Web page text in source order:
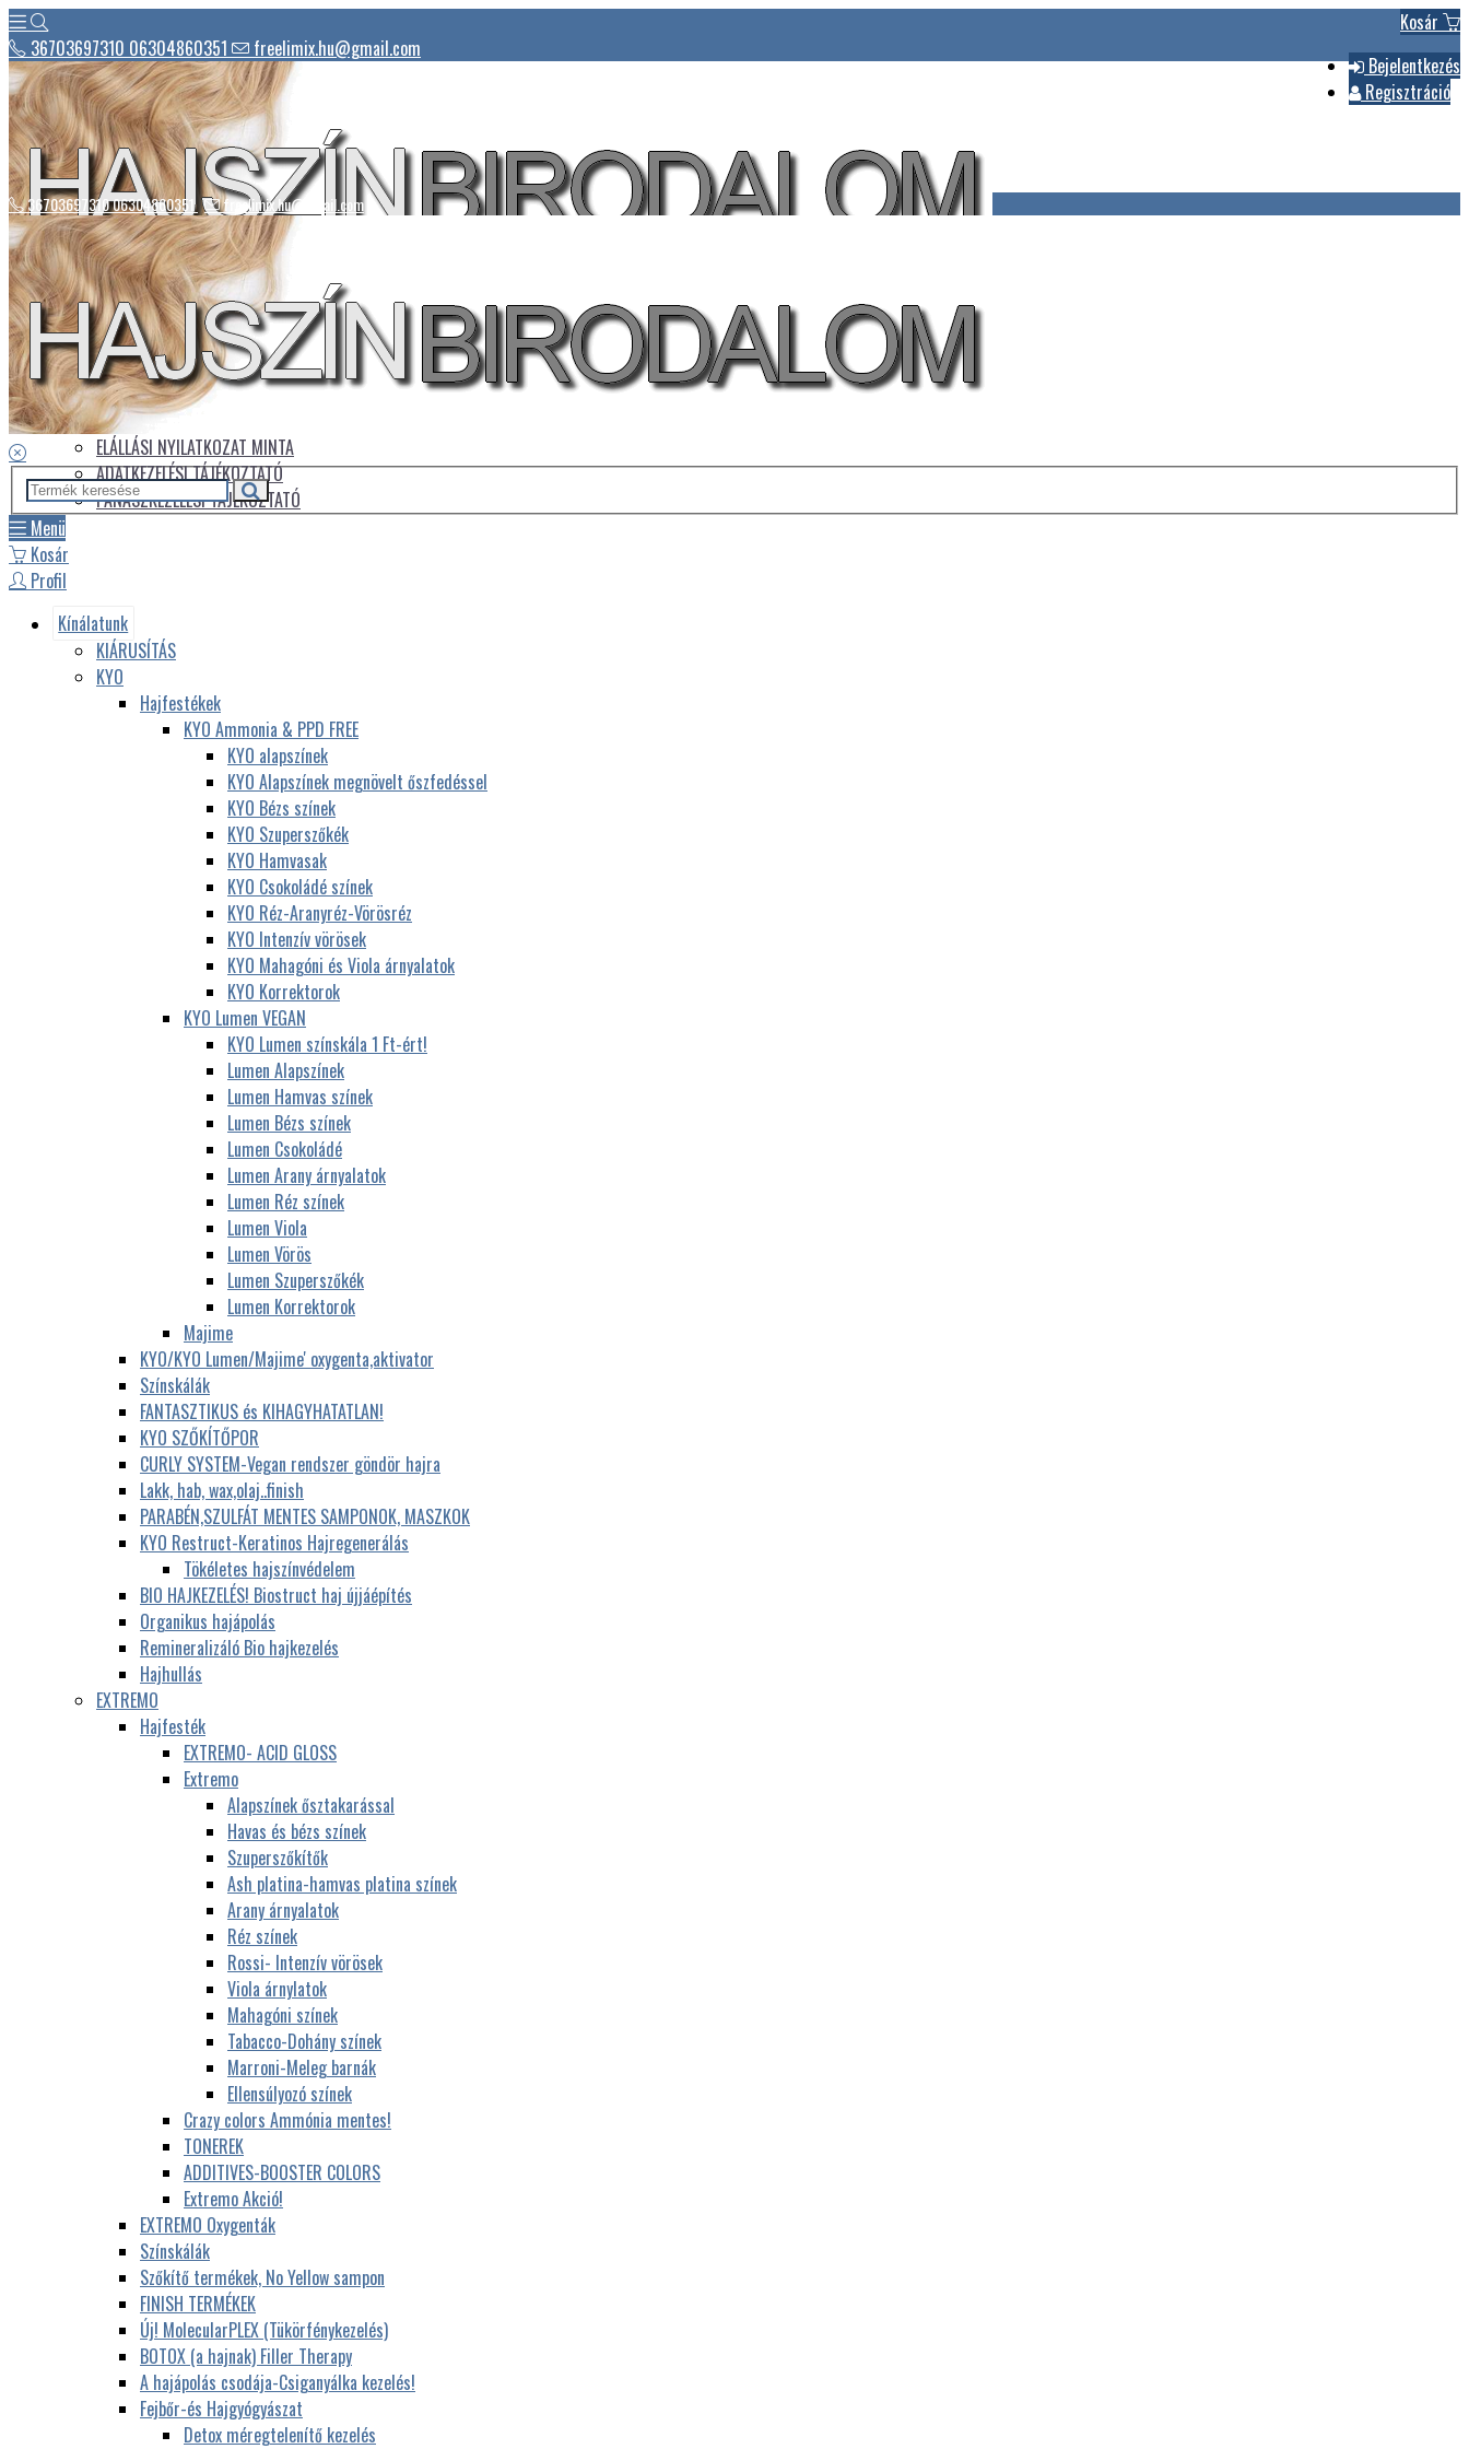
Kosár
Bejelentkezés
Regisztráció
36703697310 06304860351 freelimix.hu@gmail.com
Hírek
Csomagautomaták listája
Üdvözlet
Az áruház kezelése
Üzletszabályzat
ELÁLLÁSI NYILATKOZAT MINTA
ADATKEZELÉSI TÁJÉKOZTATÓ
PANASZKEZELÉSI TÁJÉKOZTATÓ
36703697310 06304860351 freelimix.hu@gmail.com
Menü
Kosár
Profil
Kínálatunk
KIÁRUSÍTÁS
KYO
Hajfestékek
KYO Ammonia & PPD FREE
KYO alapszínek
KYO Alapszínek megnövelt őszfedéssel
KYO Bézs színek
KYO Szuperszőkék
KYO Hamvasak
KYO Csokoládé színek
KYO Réz-Aranyréz-Vörösréz
KYO Intenzív vörösek
KYO Mahagóni és Viola árnyalatok
KYO Korrektorok
KYO Lumen VEGAN
KYO Lumen színskála 1 Ft-ért!
Lumen Alapszínek
Lumen Hamvas színek
Lumen Bézs színek
Lumen Csokoládé
Lumen Arany árnyalatok
Lumen Réz színek
Lumen Viola
Lumen Vörös
Lumen Szuperszőkék
Lumen Korrektorok
Majime
KYO/KYO Lumen/Majime' oxygenta,aktivator
Színskálák
FANTASZTIKUS és KIHAGYHATATLAN!
KYO SZŐKÍTŐPOR
CURLY SYSTEM-Vegan rendszer göndör hajra
Lakk, hab, wax,olaj..finish
PARABÉN,SZULFÁT MENTES SAMPONOK, MASZKOK
KYO Restruct-Keratinos Hajregenerálás
Tökéletes hajszínvédelem
BIO HAJKEZELÉS! Biostruct haj újjáépítés
Organikus hajápolás
Remineralizáló Bio hajkezelés
Hajhullás
EXTREMO
Hajfesték
EXTREMO- ACID GLOSS
Extremo
Alapszínek ősztakarással
Havas és bézs színek
Szuperszőkítők
Ash platina-hamvas platina színek
Arany árnyalatok
Réz színek
Rossi- Intenzív vörösek
Viola árnylatok
Mahagóni színek
Tabacco-Dohány színek
Marroni-Meleg barnák
Ellensúlyozó színek
Crazy colors Ammónia mentes!
TONEREK
ADDITIVES-BOOSTER COLORS
Extremo Akció!
EXTREMO Oxygenták
Színskálák
Szőkítő termékek, No Yellow sampon
FINISH TERMÉKEK
Új! MolecularPLEX (Tükörfénykezelés)
BOTOX (a hajnak) Filler Therapy
A hajápolás csodája-Csiganyálka kezelés!
Fejbőr-és Hajgyógyászat
Detox méregtelenítő kezelés